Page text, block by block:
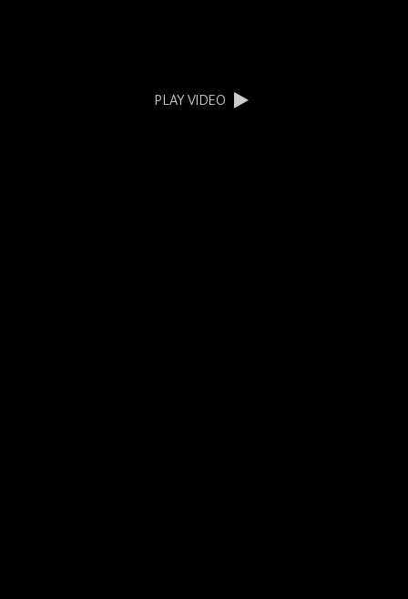
PLAY VIDEO